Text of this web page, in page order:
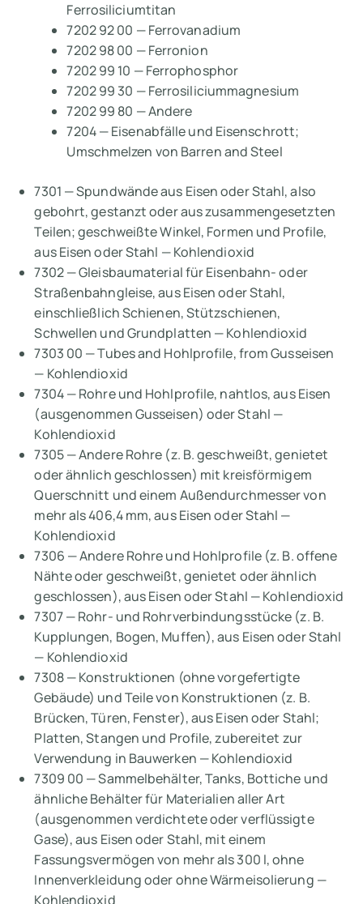
Ferrosiliciumtitan
7202 92 00 — Ferrovanadium
7202 98 00 — Ferronion
7202 99 10 — Ferrophosphor
7202 99 30 — Ferrosiliciummagnesium
7202 99 80 — Andere
7204 — Eisenabfälle und Eisenschrott;
Umschmelzen von Barren and Steel
7301 — Spundwände aus Eisen oder Stahl, also
gebohrt, gestanzt oder aus zusammengesetzten
Teilen; geschweißte Winkel, Formen und Profile,
aus Eisen oder Stahl — Kohlendioxid
7302 — Gleisbaumaterial für Eisenbahn- oder
Straßenbahngleise, aus Eisen oder Stahl,
einschließlich Schienen, Stützschienen,
Schwellen und Grundplatten — Kohlendioxid
7303 00 — Tubes and Hohlprofile, from Gusseisen
— Kohlendioxid
7304 — Rohre und Hohlprofile, nahtlos, aus Eisen
(ausgenommen Gusseisen) oder Stahl —
Kohlendioxid
7305 — Andere Rohre (z. B. geschweißt, genietet
oder ähnlich geschlossen) mit kreisförmigem
Querschnitt und einem Außendurchmesser von
mehr als 406,4 mm, aus Eisen oder Stahl —
Kohlendioxid
7306 — Andere Rohre und Hohlprofile (z. B. offene
Nähte oder geschweißt, genietet oder ähnlich
geschlossen), aus Eisen oder Stahl — Kohlendioxid
7307 — Rohr- und Rohrverbindungsstücke (z. B.
Kupplungen, Bogen, Muffen), aus Eisen oder Stahl
— Kohlendioxid
7308 — Konstruktionen (ohne vorgefertigte
Gebäude) und Teile von Konstruktionen (z. B.
Brücken, Türen, Fenster), aus Eisen oder Stahl;
Platten, Stangen und Profile, zubereitet zur
Verwendung in Bauwerken — Kohlendioxid
7309 00 — Sammelbehälter, Tanks, Bottiche und
ähnliche Behälter für Materialien aller Art
(ausgenommen verdichtete oder verflüssigte
Gase), aus Eisen oder Stahl, mit einem
Fassungsvermögen von mehr als 300 l, ohne
Innenverkleidung oder ohne Wärmeisolierung —
Kohlendioxid